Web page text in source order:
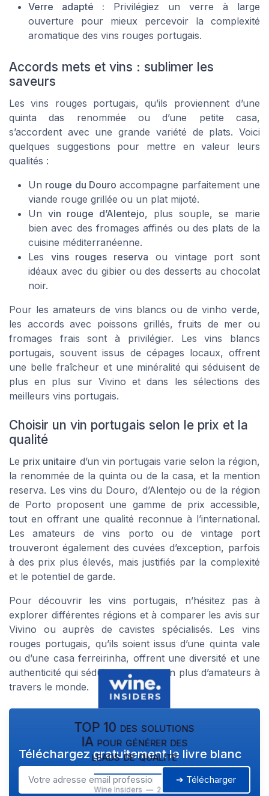
Verre adapté : Privilégiez un verre à large
ouverture pour mieux percevoir la complexité
aromatique des vins rouges portugais.
Accords mets et vins : sublimer les
saveurs
Les vins rouges portugais, qu’ils proviennent d’une
quinta das renommée ou d’une petite casa,
s’accordent avec une grande variété de plats. Voici
quelques suggestions pour mettre en valeur leurs
qualités :
Un rouge du Douro accompagne parfaitement une
viande rouge grillée ou un plat mijoté.
Un vin rouge d’Alentejo, plus souple, se marie
bien avec des fromages affinés ou des plats de la
cuisine méditerranéenne.
Les vins rouges reserva ou vintage port sont
idéaux avec du gibier ou des desserts au chocolat
noir.
Pour les amateurs de vins blancs ou de vinho verde,
les accords avec poissons grillés, fruits de mer ou
fromages frais sont à privilégier. Les vins blancs
portugais, souvent issus de cépages locaux, offrent
une belle fraîcheur et une minéralité qui séduisent de
plus en plus sur Vivino et dans les sélections des
meilleurs vins portugais.
Choisir un vin portugais selon le prix et la
qualité
Le prix unitaire d’un vin portugais varie selon la région,
la renommée de la quinta ou de la casa, et la mention
reserva. Les vins du Douro, d’Alentejo ou de la région
de Porto proposent une gamme de prix accessible,
tout en offrant une qualité reconnue à l’international.
Les amateurs de vins porto ou de vintage port
trouveront également des cuvées d’exception, parfois
à des prix plus élevés, mais justifiés par la complexité
et le potentiel de garde.
Pour découvrir les vins portugais, n’hésitez pas à
explorer différentes régions et à comparer les avis sur
Vivino ou auprès de cavistes spécialisés. Les vins
rouges portugais, qu’ils soient issus d’une quinta vale
ou d’une casa ferreirinha, offrent une diversité et une
authenticité qui séduisent de plus en plus d’amateurs à
travers le monde.
TOP 10 des solutions
IA pour générer des
leads de qualité
Wine Insiders — 2026
Téléchargez gratuitement le livre blanc
➔ Télécharger